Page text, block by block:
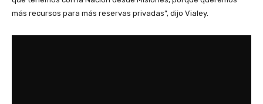
más recursos para más reservas privadas”, dijo Vialey.